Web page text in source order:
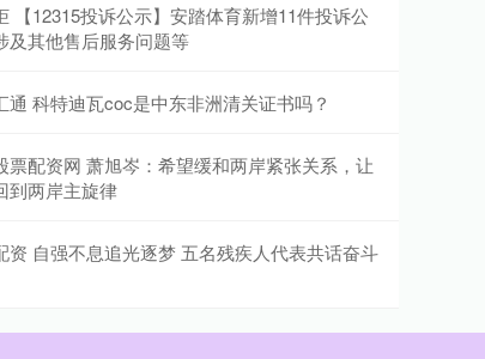
【12315投诉公示】安踏体育新增11件投诉公
及其他售后服务问题等
通 科特迪瓦coc是中东非洲清关证书吗？
票配资网 萧旭岑：希望缓和两岸紧张关系，让
到两岸主旋律
资 自强不息追光逐梦 五名残疾人代表共话奋斗